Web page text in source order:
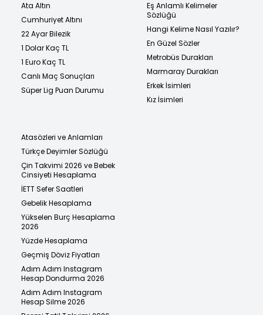
Ata Altın
Cumhuriyet Altını
22 Ayar Bilezik
1 Dolar Kaç TL
1 Euro Kaç TL
Canlı Maç Sonuçları
Süper Lig Puan Durumu
Eş Anlamlı Kelimeler
Sözlüğü
Hangi Kelime Nasıl Yazılır?
En Güzel Sözler
Metrobüs Durakları
Marmaray Durakları
Erkek İsimleri
Kız İsimleri
Atasözleri ve Anlamları
Türkçe Deyimler Sözlüğü
Çin Takvimi 2026 ve Bebek
Cinsiyeti Hesaplama
İETT Sefer Saatleri
Gebelik Hesaplama
Yükselen Burç Hesaplama
2026
Yüzde Hesaplama
Geçmiş Döviz Fiyatları
Adım Adım Instagram
Hesap Dondurma 2026
Adım Adım Instagram
Hesap Silme 2026